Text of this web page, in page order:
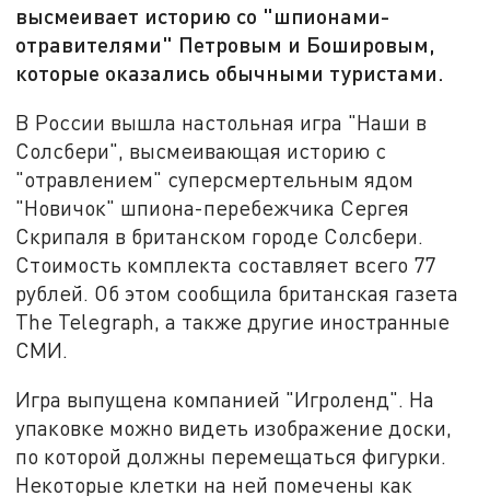
высмеивает историю со "шпионами-
отравителями" Петровым и Бошировым,
которые оказались обычными туристами.
В России вышла настольная игра "Наши в
Солсбери", высмеивающая историю с
"отравлением" суперсмертельным ядом
"Новичок" шпиона-перебежчика Сергея
Скрипаля в британском городе Солсбери.
Стоимость комплекта составляет всего 77
рублей. Об этом сообщила британская газета
The Telegraph, а также другие иностранные
СМИ.
Игра выпущена компанией "Игроленд". На
упаковке можно видеть изображение доски,
по которой должны перемещаться фигурки.
Некоторые клетки на ней помечены как